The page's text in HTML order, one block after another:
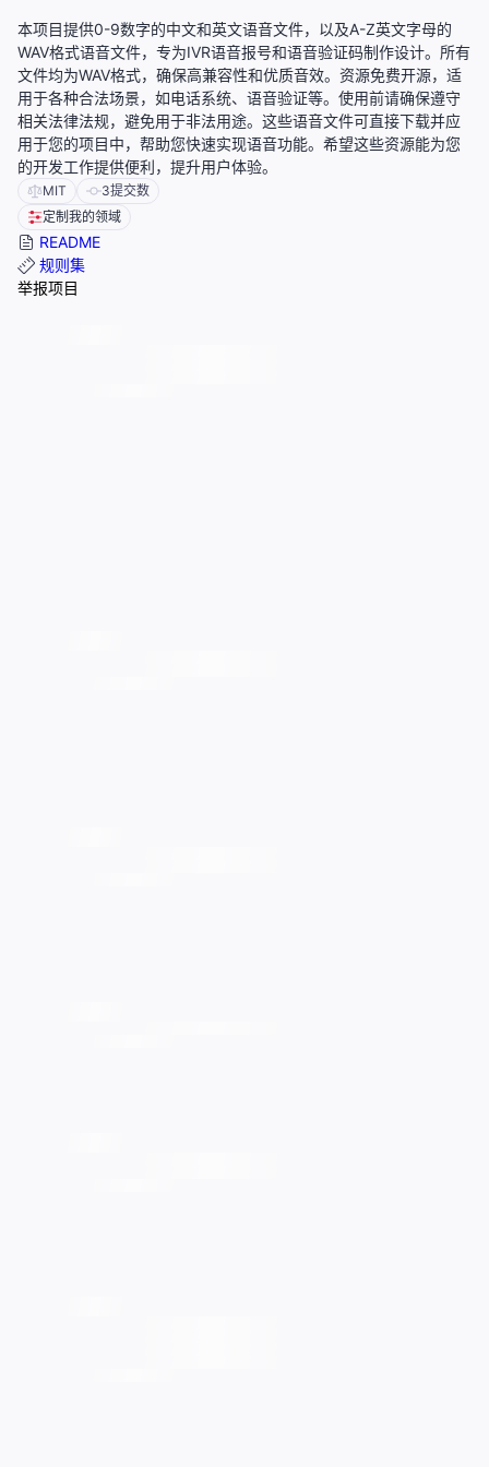
本项目提供0-9数字的中文和英文语音文件，以及A-Z英文字母的
WAV格式语音文件，专为IVR语音报号和语音验证码制作设计。所有
文件均为WAV格式，确保高兼容性和优质音效。资源免费开源，适
用于各种合法场景，如电话系统、语音验证等。使用前请确保遵守
相关法律法规，避免用于非法用途。这些语音文件可直接下载并应
用于您的项目中，帮助您快速实现语音功能。希望这些资源能为您
的开发工作提供便利，提升用户体验。
MIT 3提交数
定制我的领域
README
规则集
举报项目